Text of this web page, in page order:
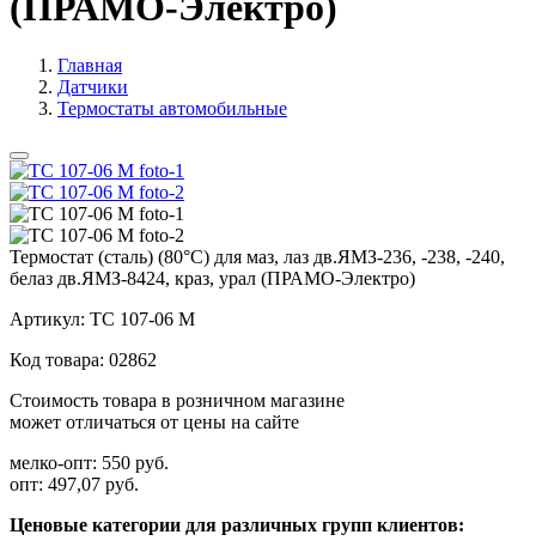
Главная
Датчики
Термостаты автомобильные
Термостат (сталь) (80°С) для маз, лаз дв.ЯМЗ-236, -238, -240,
белаз дв.ЯМЗ-8424, краз, урал (ПРАМО-Электро)
Артикул: ТС 107-06 М
Код товара: 02862
Стоимость товара в розничном магазине
может отличаться от цены на сайте
мелко-опт: 550 руб.
опт: 497,07 руб.
Ценовые категории для различных групп клиентов: